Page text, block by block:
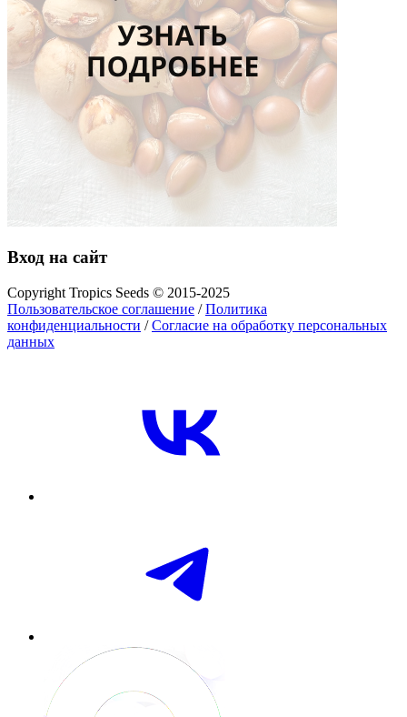
Вход на сайт
Copyright Tropics Seeds © 2015-2025
Пользовательское соглашение /Политика
конфиденциальности /Согласие на обработку персональных
данных